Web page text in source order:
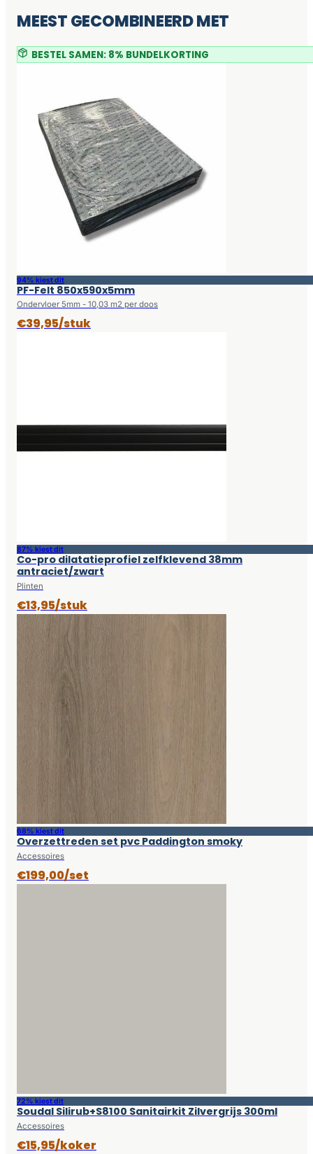
MEEST GECOMBINEERD MET
BESTEL SAMEN: 8% BUNDELKORTING
94% kiest dit
PF-Felt 850x590x5mm
Ondervloer 5mm - 10,03 m2 per doos
€39,95/stuk
87% kiest dit
Co-pro dilatatieprofiel zelfklevend 38mm
antraciet/zwart
Plinten
€13,95/stuk
68% kiest dit
Overzettreden set pvc Paddington smoky
Accessoires
€199,00/set
72% kiest dit
Soudal Silirub+S8100 Sanitairkit Zilvergrijs 300ml
Accessoires
€15,95/koker